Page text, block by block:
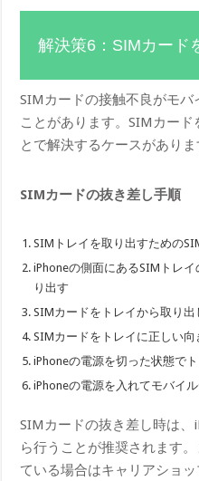
解決策6：SIMカード
SIMカードの接触不良がモ
ことがあります。SIMカー
とで解決するケースがありま
SIMカードの抜き差し手順
SIMトレイを取り出すための
iPhoneの側面にあるSIMトレ
り出す
SIMカードをトレイから取り
SIMカードをトレイに正しい向
iPhoneの電源を切った状態で
iPhoneの電源を入れてモバイ
SIMカードの抜き差し時は
ら行うことが推奨されます
ている場合はキャリアショ